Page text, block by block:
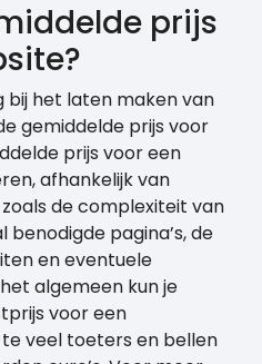
prijs
bij het laten maken van
gemiddelde prijs voor
prijs voor een
afhankelijk van
de complexiteit van
pagina’s, de
en eventuele
algemeen kun je
voor een
veel toeters en bellen